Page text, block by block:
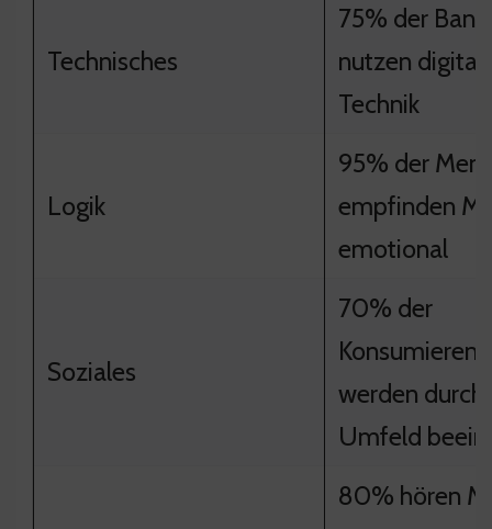
Technisches
75% der
nutzen
Technik
Logik
95% der
empfinden
emotional
Soziales
70% der
werden durch
Umfeld
80% hören